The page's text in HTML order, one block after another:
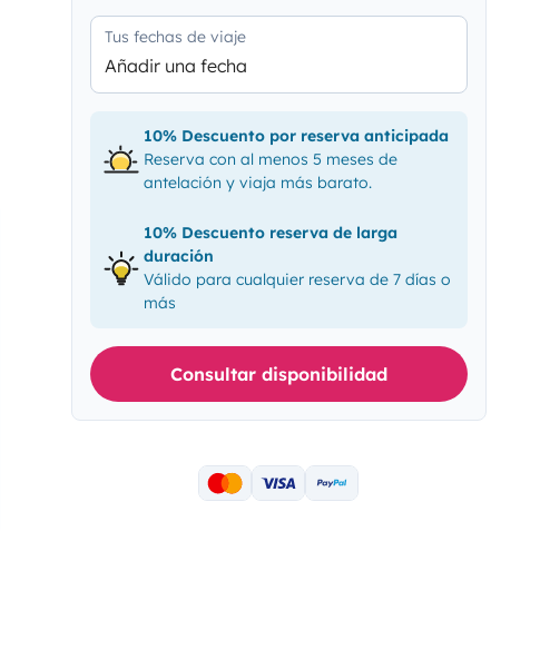
Tus fechas de viaje
Añadir una fecha
10% Descuento por reserva anticipada
Reserva con al menos 5 meses de
antelación y viaja más barato.
10% Descuento reserva de larga
duración
Válido para cualquier reserva de 7 días o
más
Consultar disponibilidad